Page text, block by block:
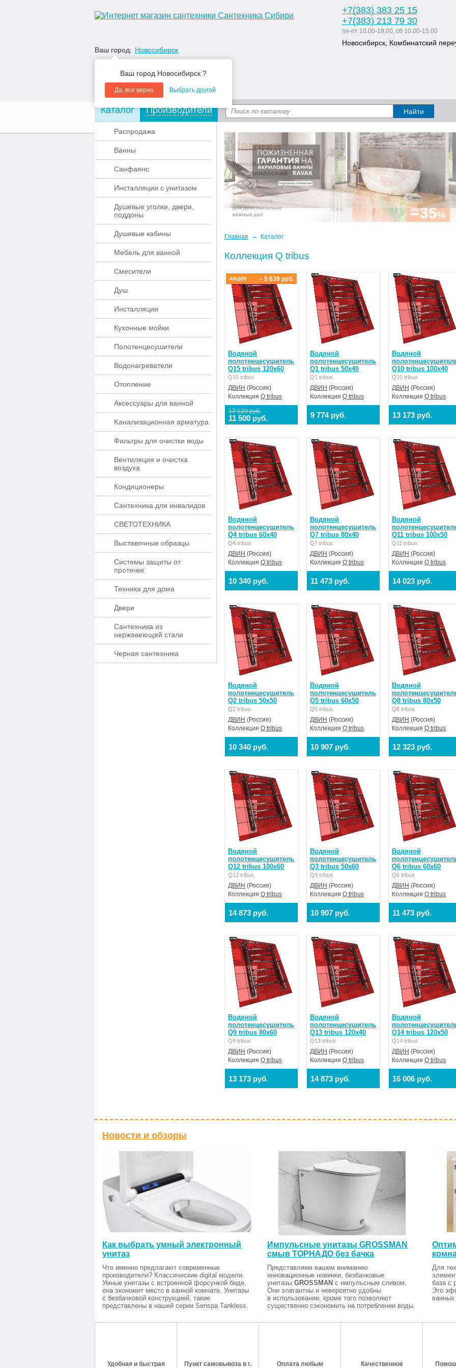
Ваш город: Новосибирск
Ваш город Новосибирск ?
Да, все верно Выбрать другой
+7(383) 383 25 15
+7(383) 213 79 30
пн-пт 10.00-19.00, сб 10.00-15.00
Новосибирск, Комбинатский
О компании Акции Доставка и оплата Статьи Дизайн
Каталог Производители
Распродажа
Ванны
Санфаянс
Инсталляции с унитазом
Душевые уголки, двери,
поддоны
Душевые кабины
Мебель для ванной
Смесители
Душ
Инсталляции
Кухонные мойки
Полотенцесушители
Водонагреватели
Отопление
Аксессуары для ванной
Kaнaлизaционнaя apматypa
Фильтры для очистки воды
Вентиляция и очистка
воздуха
Кондиционеры
Сантехника для инвалидов
СВЕТОТЕХНИКА
Выставочные образцы
Системы защиты от
протечек
Техника для дома
Двери
Сантехника из
нержавеющей стали
Черная сантехника
Главная → Каталог
Коллекция Q tribus
Водяной
полотенцесушитель
Q15 tribus 120x60
Q15 tribus
ДВИН (Россия)
Коллекция Q tribus
17 139 руб.
11 500 руб.
– 5 639 руб.
АКЦИЯ
Водяной
полотенцесушитель
Q1 tribus 50x40
Q1 tribus
ДВИН (Россия)
Коллекция Q tribus
9 774 руб.
Водяной
Q10 tribus 100x40
Q10 tribus
ДВИН (Россия)
Коллекция Q tribus
13 173 руб.
Водяной
полотенцесушитель
Q4 tribus 60x40
Q4 tribus
ДВИН (Россия)
Коллекция Q tribus
10 340 руб.
Водяной
полотенцесушитель
Q7 tribus 80x40
Q7 tribus
ДВИН (Россия)
Коллекция Q tribus
11 473 руб.
Водяной
Q11 tribus 100x50
Q11 tribus
ДВИН (Россия)
Коллекция Q tribus
14 023 руб.
Водяной
полотенцесушитель
Q2 tribus 50x50
Q2 tribus
ДВИН (Россия)
Коллекция Q tribus
10 340 руб.
Водяной
полотенцесушитель
Q5 tribus 60x50
Q5 tribus
ДВИН (Россия)
Коллекция Q tribus
10 907 руб.
Водяной
Q8 tribus 80x50
Q8 tribus
ДВИН (Россия)
Коллекция Q tribus
12 323 руб.
Водяной
полотенцесушитель
Q12 tribus 100x60
Q12 tribus
ДВИН (Россия)
Коллекция Q tribus
14 873 руб.
Водяной
полотенцесушитель
Q3 tribus 50x60
Q3 tribus
ДВИН (Россия)
Коллекция Q tribus
10 907 руб.
Водяной
Q6 tribus 60x60
Q6 tribus
ДВИН (Россия)
Коллекция Q tribus
11 473 руб.
Водяной
полотенцесушитель
Q9 tribus 80x60
Q9 tribus
ДВИН (Россия)
Коллекция Q tribus
13 173 руб.
Водяной
полотенцесушитель
Q13 tribus 120x40
Q13 tribus
ДВИН (Россия)
Коллекция Q tribus
14 873 руб.
Водяной
Q14 tribus 120x50
Q14 tribus
ДВИН (Россия)
Коллекция Q tribus
16 006 руб.
Новости и обзоры
Как выбрать умный электронный
унитаз
Что именно предлагают современные
производители? Классические digital модели.
Умные унитазы с встроенной форсункой биде,
она экономит место в ванной комнате. Унитазы
с безбачковой конструкцией, такие
представлены в нашей серии Senspa Tankless.
Импульсные унитазы GROSSMAN
смыв ТОРНАДО без бачка
Представляем вашем вниманию
инновационные новинки, безбачковые
унитазы GROSSMAN с импульсным сливом.
Они элегантны и невероятно удобны
в использовании, кроме того позволяют
существенно сэкономить на потреблении воды.
Для
база с
Это
ванных
Удобная и быстрая
Пункт самовывоза в г.
Оплата любым
Качественное